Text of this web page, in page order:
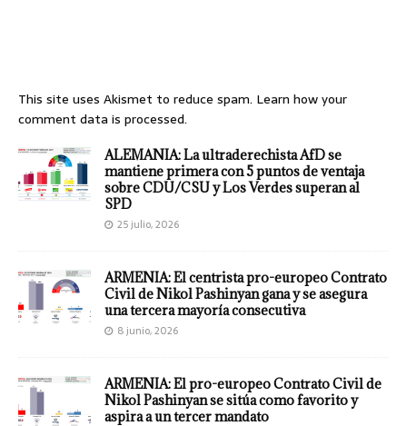
This site uses Akismet to reduce spam. Learn how your
comment data is processed.
ALEMANIA: La ultraderechista AfD se
mantiene primera con 5 puntos de ventaja
sobre CDU/CSU y Los Verdes superan al
SPD
25 julio, 2026
ARMENIA: El centrista pro-europeo Contrato
Civil de Nikol Pashinyan gana y se asegura
una tercera mayoría consecutiva
8 junio, 2026
ARMENIA: El pro-europeo Contrato Civil de
Nikol Pashinyan se sitúa como favorito y
aspira a un tercer mandato